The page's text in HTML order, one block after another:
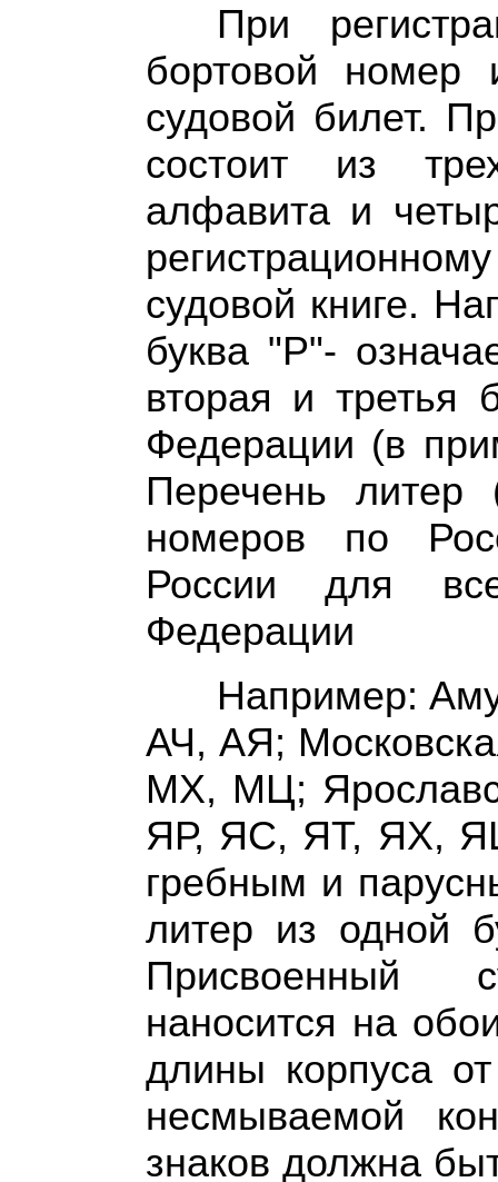
При
бортовой номер
судовой билет.
состоит из
алфавита и
судовой книге.
буква "Р"-
вторая и третья
Федерации (в
Перечень литер
номеров по
России для
Федерации
Например:
АЧ, АЯ;
MX, МЦ;
ЯР, ЯС, ЯТ, ЯХ,
гребным и
литер из одной
Присвоенный
наносится на
длины корпуса
несмываемой
знаков должна